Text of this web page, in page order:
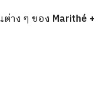
าง ๆ ของ Marithé +